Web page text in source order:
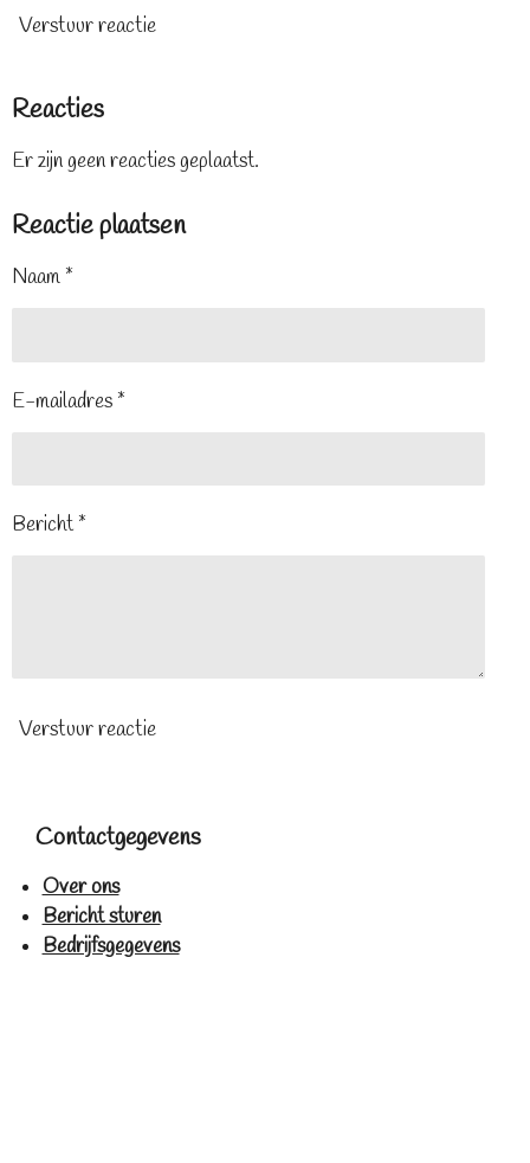
Verstuur reactie
Reacties
Er zijn geen reacties geplaatst.
Reactie plaatsen
Naam *
E-mailadres *
Bericht *
Verstuur reactie
Contactgegevens
Over ons
Bericht sturen
Bedrijfsgegevens